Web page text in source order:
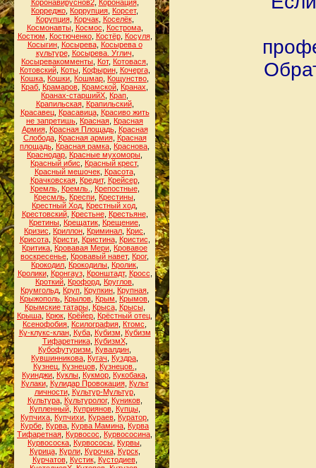
Коронавируснов2, Коронация,
Корреджо Коррупция Корсет,
Корупция, Корчак, Коселёк,
Космонавты, Космос Кострома,
Костюм
Костюченко, Костёр, Косуля,
Косыгин, Косырева, Косырева о
культуре, Косырева. Углич
Косыревакомменты Кот, Котовася
Котовский, Коты, Кофырин, Кочерга,
Кошка Кошки Кошмар Кощунство
Краб Крамаров Крамской Кранах
Кранах-старшийХ Крап
Крапильская, Крапильский,
Красавец, Красавица, Красиво жить
не запретишь Красная Красная
Армия, Красная Площадь, Красная
Слобода, Красная армия, Красная
площадь Красная рамка Краснова
Краснодар Красные мухоморы
Красный ибис
Красный крест,
Красный мешочек, Красота,
Крачковская, Кредит, Крейсер,
Кремль, Кремль. Крепостные,
Кресмль Креспи Крестины
Крестный Ход Крестный ход
Крестовский, Крестьне, Крестьяне,
Кретины Крещатик Крещение
Кризис
Криллон Криминал Крис
Крисота, Кристи, Кристина, Кристис
Критика Кровавая Мери Кровавое
воскресенье Кровавый навет, Крог,
Крокодил Крокодилы Кролик
Кролики, Кронгауз, Кронштадт, Кросс
Кроткий Крофорд Круглов
Крумгольд Круп Крупкин Крупная
Крыжополь Крылов Крым Крымов
Крымские татары, Крыса, Крысы,
Крыша Крюк Крёйер Крёстный отец
Ксенофобия Ксилография Ктомс
Ку-клукс-клан, Куба, Кубизм
Кубизм
Тифаретника, КубизмХ,
Кубофутуризм
Кувалдин
Кувшинникова Кугач Куздра
Кузнец, Кузнецов, Кузнецов.
Куинджи Куклы Кукмор Кукобака
Кулаки, Кулидар Провокация, Культ
личности, Культур-Мультур,
Культура, Культуролог, Куников,
Купленный, Куприянов, Купцы,
Купчиха Купчихи Кураев Куратор
Курбе Курва Курва Мамина Курва
Тифаретная Курвосос Курвососина
Курвососка Курвососы Курвы
Курица, Курли, Курочка, Курск,
Курчатов, Кустик, Кустодиев,